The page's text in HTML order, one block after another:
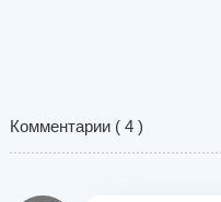
Комментарии (4 )